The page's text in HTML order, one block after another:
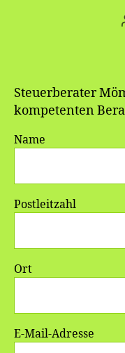
Steuerberater
kompetenten
Name
Postleitzahl
Ort
E-Mail-Adresse